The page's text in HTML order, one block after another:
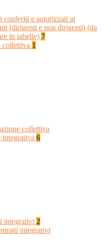
conferiti e autorizzati ai
(dirigenti e non dirigenti) (da
in tabelle) 7
collettiva 1
collettiva
integrativa 6
integrativi 2
integrativi